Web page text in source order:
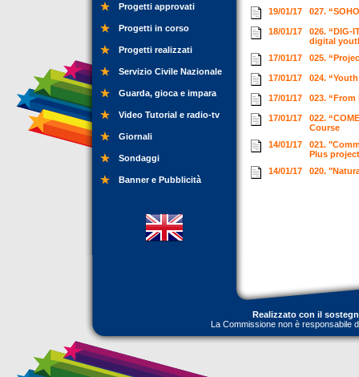
Progetti approvati
Progetti in corso
Progetti realizzati
Servizio Civile Nazionale
Guarda, gioca e impara
Video Tutorial e radio-tv
Giornali
Sondaggi
Banner e Pubblicità
19/01/17
027.
18/01/17
026. “DIG-
digital
17/01/17
025.
17/01/17 024.
17/01/17 023.
17/01/17
022.
Course
14/01/17
021.
Plus
14/01/17
020.
Realizzato con il
La Commissione non è responsabile